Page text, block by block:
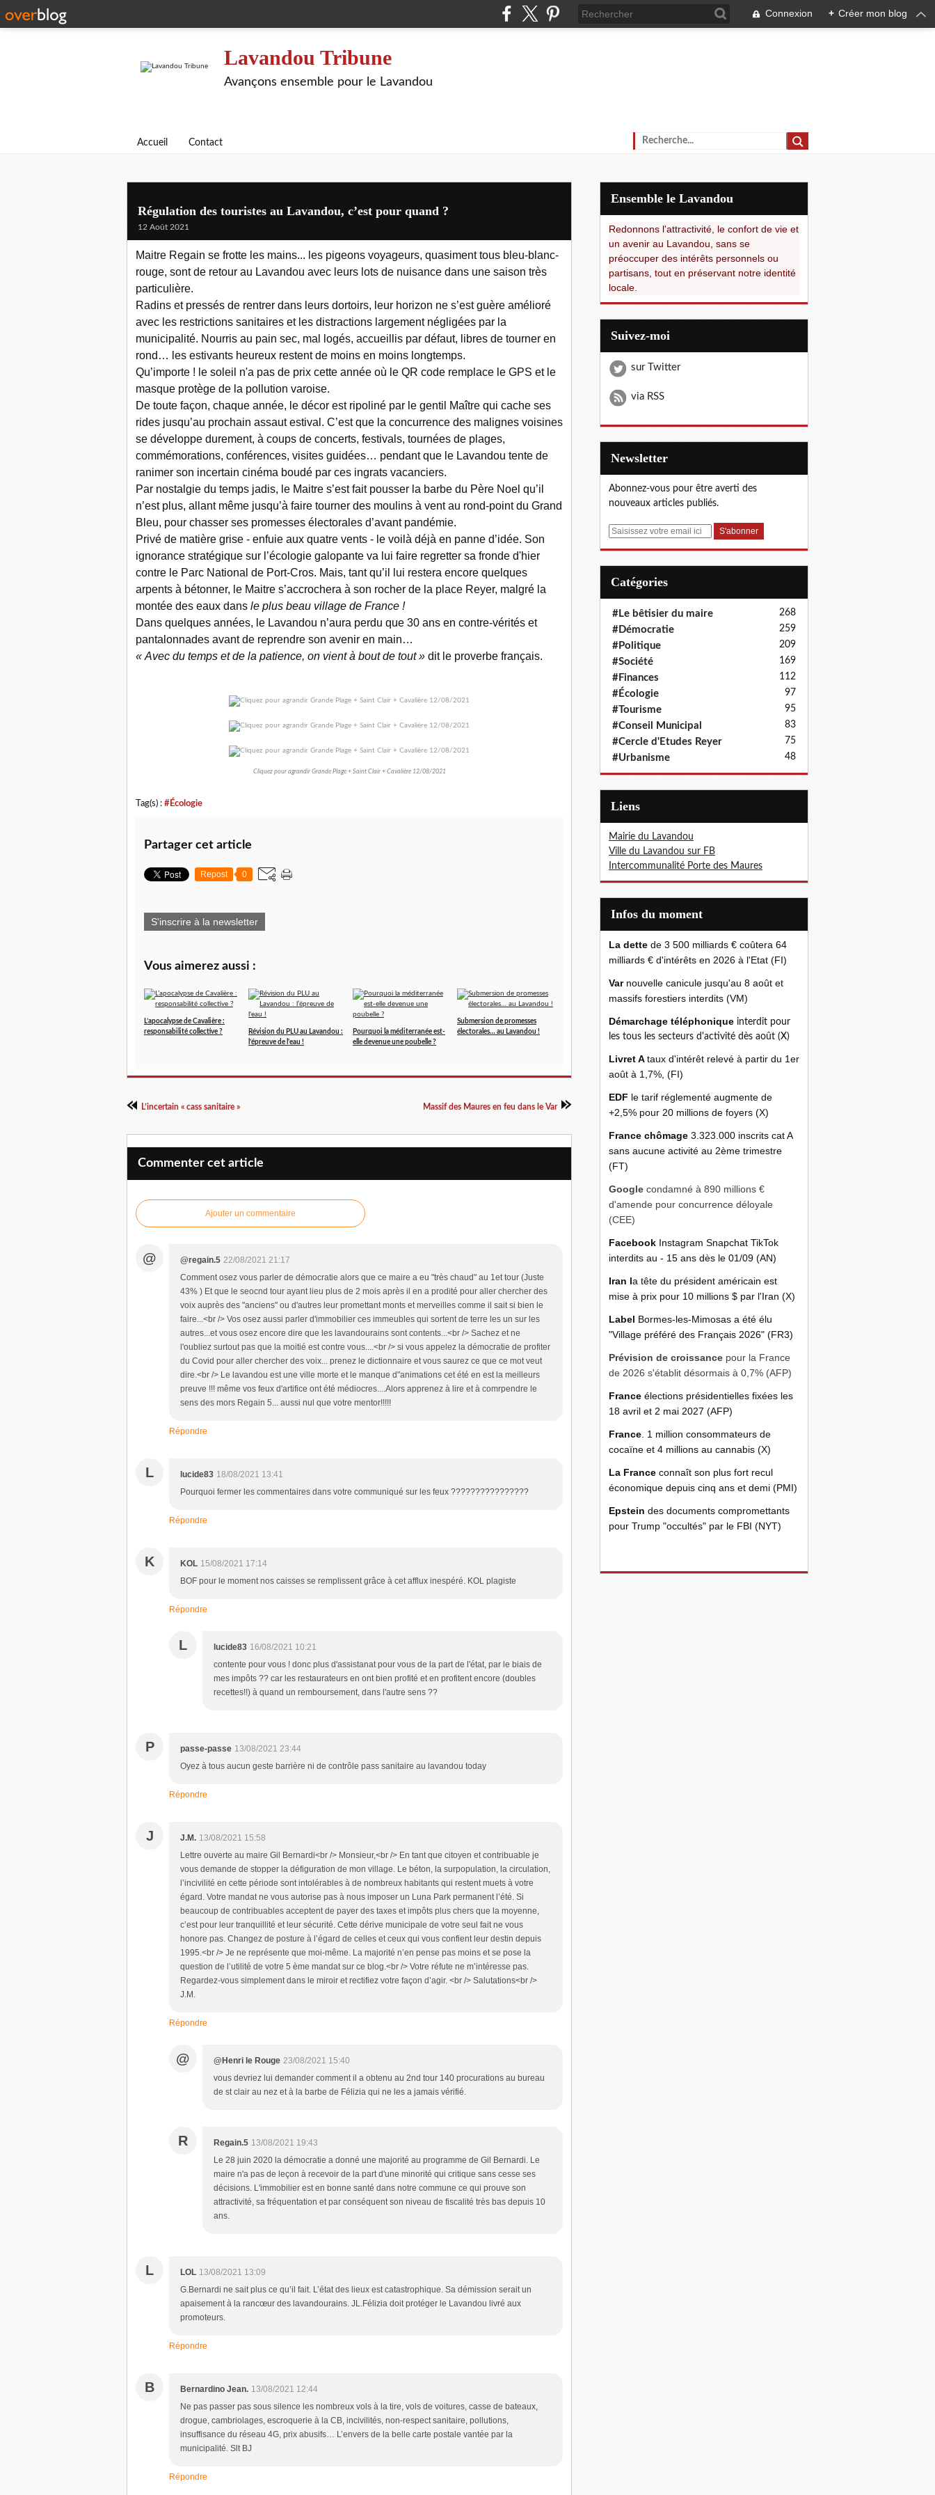
Connexion + Créer mon blog
Lavandou Tribune
Avançons ensemble pour le Lavandou
Accueil Contact
Régulation des touristes au Lavandou, c’est pour quand ?
12 Août 2021
Maitre Regain se frotte les mains... les pigeons voyageurs, quasiment tous bleu-blanc-
rouge, sont de retour au Lavandou avec leurs lots de nuisance dans une saison très
particulière.
Radins et pressés de rentrer dans leurs dortoirs, leur horizon ne s’est guère amélioré
avec les restrictions sanitaires et les distractions largement négligées par la
municipalité. Nourris au pain sec, mal logés, accueillis par défaut, libres de tourner en
rond… les estivants heureux restent de moins en moins longtemps.
Qu’importe ! le soleil n'a pas de prix cette année où le QR code remplace le GPS et le
masque protège de la pollution varoise.
De toute façon, chaque année, le décor est ripoliné par le gentil Maître qui cache ses
rides jusqu’au prochain assaut estival. C’est que la concurrence des malignes voisines
se développe durement, à coups de concerts, festivals, tournées de plages,
commémorations, conférences, visites guidées… pendant que le Lavandou tente de
ranimer son incertain cinéma boudé par ces ingrats vacanciers.
Par nostalgie du temps jadis, le Maitre s’est fait pousser la barbe du Père Noel qu’il
n’est plus, allant même jusqu’à faire tourner des moulins à vent au rond-point du Grand
Bleu, pour chasser ses promesses électorales d’avant pandémie.
Privé de matière grise - enfuie aux quatre vents - le voilà déjà en panne d’idée. Son
ignorance stratégique sur l’écologie galopante va lui faire regretter sa fronde d'hier
contre le Parc National de Port-Cros. Mais, tant qu’il lui restera encore quelques
arpents à bétonner, le Maitre s’accrochera à son rocher de la place Reyer, malgré la
montée des eaux dans le plus beau village de France !
Dans quelques années, le Lavandou n’aura perdu que 30 ans en contre-vérités et
pantalonnades avant de reprendre son avenir en main…
« Avec du temps et de la patience, on vient à bout de tout » dit le proverbe français.
Cliquez pour agrandir Grande Plage + Saint Clair + Cavalière 12/08/2021
Tag(s) : #Écologie
Partager cet article
Repost 0
S'inscrire à la newsletter
Vous aimerez aussi :
L’apocalypse de Cavalière :
responsabilité collective ?
Révision du PLU au Lavandou :
l’épreuve de l'eau !
Pourquoi la méditerranée est-
elle devenue une poubelle ?
Submersion de promesses
électorales… au Lavandou !
L’incertain « cass sanitaire » Massif des Maures en feu dans le Var
Commenter cet article
Ajouter un commentaire
@ @regain.5 22/08/2021 21:17
Comment osez vous parler de démocratie alors que ce maire a eu "très chaud" au 1et tour (Juste
43% ) Et que le seocnd tour ayant lieu plus de 2 mois après il en a prodité pour aller chercher des
voix auprès des "anciens" ou d'autres leur promettant monts et merveilles comme il sait si bien le
faire...<br /> Vos osez aussi parler d'immobilier ces immeubles qui sortent de terre les un sur les
autres...et vous osez encore dire que les lavandourains sont contents...<br /> Sachez et ne
l'oubliez surtout pas que la moitié est contre vous....<br /> si vous appelez la démocratie de profiter
du Covid pour aller chercher des voix... prenez le dictionnaire et vous saurez ce que ce mot veut
dire.<br /> Le lavandou est une ville morte et le manque d"animations cet été en est la meilleurs
preuve !!! même vos feux d'artifice ont été médiocres....Alors apprenez à lire et à comrpendre le
sens des mors Regain 5... aussi nul que votre mentor!!!!!
Répondre
L lucide83 18/08/2021 13:41
Pourquoi fermer les commentaires dans votre communiqué sur les feux ????????????????
Répondre
K KOL 15/08/2021 17:14
BOF pour le moment nos caisses se remplissent grâce à cet afflux inespéré. KOL plagiste
Répondre
L lucide83 16/08/2021 10:21
contente pour vous ! donc plus d'assistanat pour vous de la part de l'état, par le biais de
mes impôts ?? car les restaurateurs en ont bien profité et en profitent encore (doubles
recettes!!) à quand un remboursement, dans l'autre sens ??
P passe-passe 13/08/2021 23:44
Oyez à tous aucun geste barrière ni de contrôle pass sanitaire au lavandou today
Répondre
J J.M. 13/08/2021 15:58
Lettre ouverte au maire Gil Bernardi<br /> Monsieur,<br /> En tant que citoyen et contribuable je
vous demande de stopper la défiguration de mon village. Le béton, la surpopulation, la circulation,
l’incivilité en cette période sont intolérables à de nombreux habitants qui restent muets à votre
égard. Votre mandat ne vous autorise pas à nous imposer un Luna Park permanent l’été. Si
beaucoup de contribuables acceptent de payer des taxes et impôts plus chers que la moyenne,
c’est pour leur tranquillité et leur sécurité. Cette dérive municipale de votre seul fait ne vous
honore pas. Changez de posture à l’égard de celles et ceux qui vous confient leur destin depuis
1995.<br /> Je ne représente que moi-même. La majorité n’en pense pas moins et se pose la
question de l’utilité de votre 5 ème mandat sur ce blog.<br /> Votre réfute ne m’intéresse pas.
Regardez-vous simplement dans le miroir et rectifiez votre façon d’agir. <br /> Salutations<br />
J.M.
Répondre
@ @Henri le Rouge 23/08/2021 15:40
vous devriez lui demander comment il a obtenu au 2nd tour 140 procurations au bureau
de st clair au nez et à la barbe de Félizia qui ne les a jamais vérifié.
R Regain.5 13/08/2021 19:43
Le 28 juin 2020 la démocratie a donné une majorité au programme de Gil Bernardi. Le
maire n'a pas de leçon à recevoir de la part d'une minorité qui critique sans cesse ses
décisions. L'immobilier est en bonne santé dans notre commune ce qui prouve son
attractivité, sa fréquentation et par conséquent son niveau de fiscalité très bas depuis 10
ans.
L LOL 13/08/2021 13:09
G.Bernardi ne sait plus ce qu’il fait. L’état des lieux est catastrophique. Sa démission serait un
apaisement à la rancœur des lavandourains. JL.Félizia doit protéger le Lavandou livré aux
promoteurs.
Répondre
B Bernardino Jean. 13/08/2021 12:44
Ne pas passer pas sous silence les nombreux vols à la tire, vols de voitures, casse de bateaux,
drogue, cambriolages, escroquerie à la CB, incivilités, non-respect sanitaire, pollutions,
insuffisance du réseau 4G, prix abusifs… L’envers de la belle carte postale vantée par la
municipalité. Slt BJ
Répondre
Ensemble le Lavandou
Redonnons l'attractivité, le confort de vie et
un avenir au Lavandou, sans se
préoccuper des intérêts personnels ou
partisans, tout en préservant notre identité
locale.
Suivez-moi
sur Twitter
via RSS
Newsletter
Abonnez-vous pour être averti des
nouveaux articles publiés.
E
Catégories
#Le bêtisier du maire 268
#Démocratie 259
#Politique 209
#Société 169
#Finances 112
#Écologie 97
#Tourisme 95
#Conseil Municipal 83
#Cercle d'Etudes Reyer 75
#Urbanisme 48
Liens
Mairie du Lavandou
Ville du Lavandou sur FB
Intercommunalité Porte des Maures
Infos du moment
La dette de 3 500 milliards € coûtera 64
milliards € d'intérêts en 2026 à l'Etat (FI)
Var nouvelle canicule jusqu'au 8 août et
massifs forestiers interdits (VM)
Démarchage téléphonique interdit pour
les tous les secteurs d'activité dès août (X)
Livret Ataux d'intérêt relevé à partir du 1er
août à 1,7%, (FI)
EDF le tarif réglementé augmente de
+2,5% pour 20 millions de foyers (X)
France chômage 3.323.000 inscrits cat A
sans aucune activité au 2ème trimestre
(FT)
Google condamné à 890 millions €
d'amende pour concurrence déloyale
(CEE)
Facebook Instagram Snapchat TikTok
interdits au - 15 ans dès le 01/09 (AN)
Iran la tête du président américain est
mise à prix pour 10 millions $ par l'Iran (X)
Label Bormes-les-Mimosas a été élu
"Village préféré des Français 2026" (FR3)
Prévision de croissance pour la France
de 2026 s'établit désormais à 0,7% (AFP)
France élections présidentielles fixées les
18 avril et 2 mai 2027 (AFP)
France . 1 million consommateurs de
cocaïne et 4 millions au cannabis (X)
La France connaît son plus fort recul
économique depuis cinq ans et demi (PMI)
Epstein des documents compromettants
pour Trump "occultés" par le FBI (NYT)